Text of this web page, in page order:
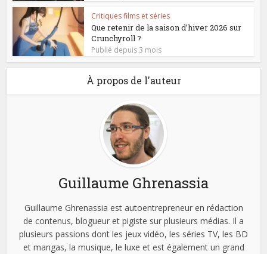
Critiques films et séries
Que retenir de la saison d’hiver 2026 sur
Crunchyroll ?
Publié depuis 3 mois
À propos de l'auteur
Guillaume Ghrenassia
Guillaume Ghrenassia est autoentrepreneur en rédaction
de contenus, blogueur et pigiste sur plusieurs médias. Il a
plusieurs passions dont les jeux vidéo, les séries TV, les BD
et mangas, la musique, le luxe et est également un grand